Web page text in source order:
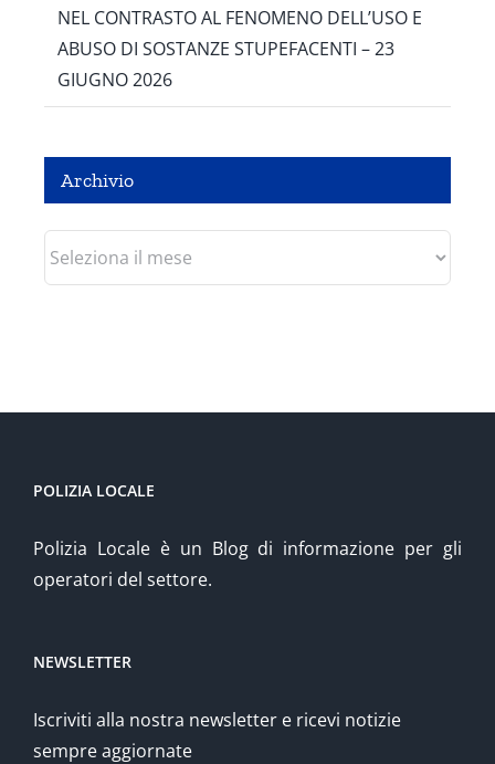
NEL CONTRASTO AL FENOMENO DELL’USO E
ABUSO DI SOSTANZE STUPEFACENTI – 23
GIUGNO 2026
Archivio
Archivio
POLIZIA LOCALE
Polizia Locale è un Blog di informazione per gli
operatori del settore.
NEWSLETTER
Iscriviti alla nostra newsletter e ricevi notizie
sempre aggiornate